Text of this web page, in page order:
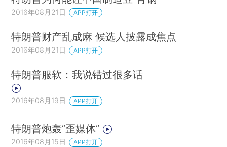
2016年08月21日 APP打开
特朗普财产乱成麻 候选人披露成焦点
2016年08月21日 APP打开
特朗普服软：我说错过很多话
2016年08月19日 APP打开
特朗普炮轰“歪媒体”
2016年08月15日 APP打开